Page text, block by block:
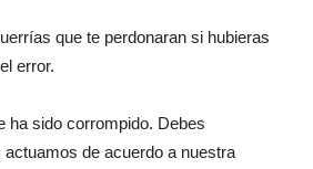
que te perdonaran si hubieras
error.
ha sido corrompido. Debes
de acuerdo a nuestra